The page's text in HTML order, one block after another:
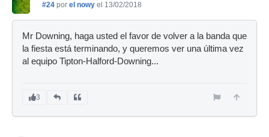
#24 por el nowy el 13/02/2018
Mr Downing, haga usted el favor de volver a la banda que
la fiesta está terminando, y queremos ver una última vez
al equipo Tipton-Halford-Downing...
3